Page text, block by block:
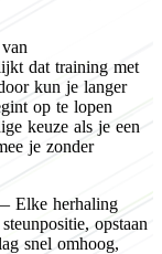
dat training met
kun je langer
op te lopen
keuze als je een
je zonder
Elke herhaling
opstaan
snel omhoog,